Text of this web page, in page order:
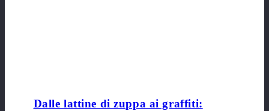
Dalle lattine di zuppa ai graffiti: